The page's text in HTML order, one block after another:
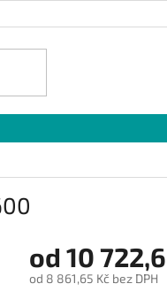
od 10
od 8 861,65 Kčbez DPH